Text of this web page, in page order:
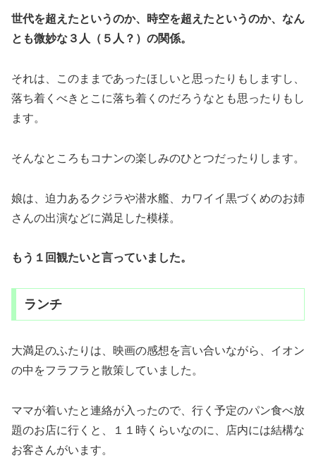
世代を超えたというのか、時空を超えたというのか、なん
とも微妙な３人（５人？）の関係。
それは、このままであったほしいと思ったりもしますし、
落ち着くべきとこに落ち着くのだろうなとも思ったりもし
ます。
そんなところもコナンの楽しみのひとつだったりします。
娘は、迫力あるクジラや潜水艦、カワイイ黒づくめのお姉
さんの出演などに満足した模様。
もう１回観たいと言っていました。
ランチ
大満足のふたりは、映画の感想を言い合いながら、イオン
の中をフラフラと散策していました。
ママが着いたと連絡が入ったので、行く予定のパン食べ放
題のお店に行くと、１１時くらいなのに、店内には結構な
お客さんがいます。